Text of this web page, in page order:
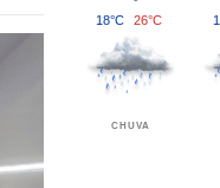
18°C 26°C
CHUVA